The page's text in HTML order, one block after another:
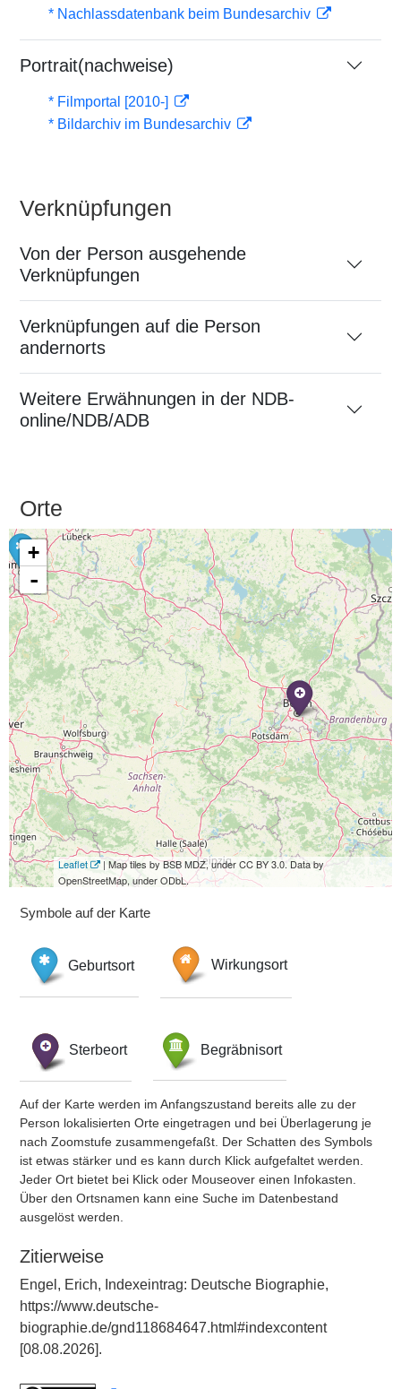
* Nachlassdatenbank beim Bundesarchiv
Portrait(nachweise)
* Filmportal [2010-]
* Bildarchiv im Bundesarchiv
Verknüpfungen
Von der Person ausgehende
Verknüpfungen
Verknüpfungen auf die Person
andernorts
Weitere Erwähnungen in der NDB-
online/NDB/ADB
Orte
+
-
Leaflet
| Map tiles by BSB MDZ, under CC BY 3.0. Data by
OpenStreetMap, under ODbL.
Symbole auf der Karte
Geburtsort Wirkungsort
Sterbeort Begräbnisort
Auf der Karte werden im Anfangszustand bereits alle zu der
Person lokalisierten Orte eingetragen und bei Überlagerung je
nach Zoomstufe zusammengefaßt. Der Schatten des Symbols
ist etwas stärker und es kann durch Klick aufgefaltet werden.
Jeder Ort bietet bei Klick oder Mouseover einen Infokasten.
Über den Ortsnamen kann eine Suche im Datenbestand
ausgelöst werden.
Zitierweise
Engel, Erich, Indexeintrag: Deutsche Biographie,
https://www.deutsche-
biographie.de/gnd118684647.html#indexcontent
[08.08.2026].